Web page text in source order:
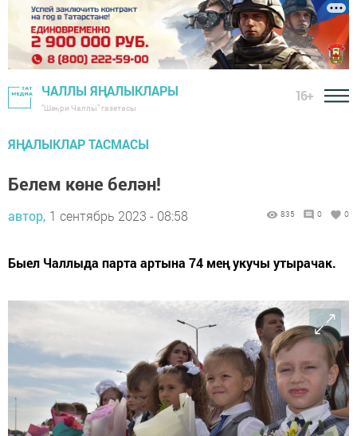
ЧАЛЛЫ ЯҢАЛЫКЛАРЫ
"Шәһри Чаллы" газетасы
16+
ЯҢАЛЫКЛАР ТАСМАСЫ
Белем көне белән!
автор, 1 сентябрь 2023 - 08:58 835 0 0
Быел Чаллыда парта артына 74 мең укучы утырачак.